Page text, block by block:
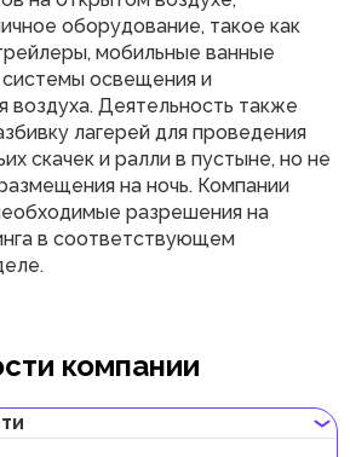
оборудование, такое как
мобильные ванные
освещения и
воздуха. Деятельность также
лагерей для проведения
скачек и ралли в пустыне, но не
на ночь. Компании
разрешения на
в соответствующем
компании